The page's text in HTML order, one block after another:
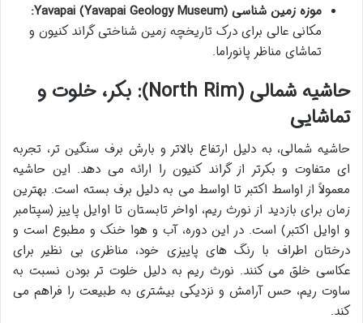
موزه زمین شناسی Yavapai (Yavapai Geology Museum):
مکانی عالی برای درک تاریخچه زمین شناختی گراند کنیون و
تماشای مناظر پانوراما.
حاشیه شمالی (North Rim): بکر، خلوت و
تماشایی
حاشیه شمالی، به دلیل ارتفاع بالاتر و بارش برف سنگین تر، تجربه
ای متفاوت و بکرتر از گراند کنیون را ارائه می دهد. این حاشیه
معمولاً از اواسط اکتبر تا اواسط می به دلیل برف بسته است. بهترین
زمان برای بازدید از نورث ریم، اواخر تابستان تا اوایل پاییز (سپتامبر
و اوایل اکتبر) است. در این دوره، آب و هوا خنک و مطبوع است و
درختان اطراف با رنگ های پاییزی خود، مناظری بی نظیر برای
عکاسی خلق می کنند. نورث ریم به دلیل خلوت تر بودن نسبت به
ساوت ریم، حس آرامش و نزدیکی بیشتری به طبیعت را فراهم می
کند.